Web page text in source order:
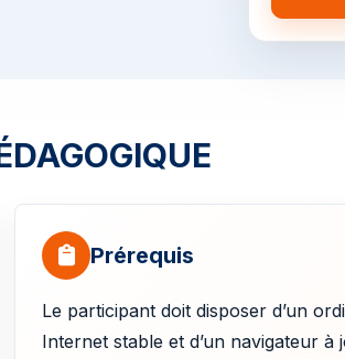
Prérequis
Le participant doit disposer d’un
Internet stable et d’un navigateur à